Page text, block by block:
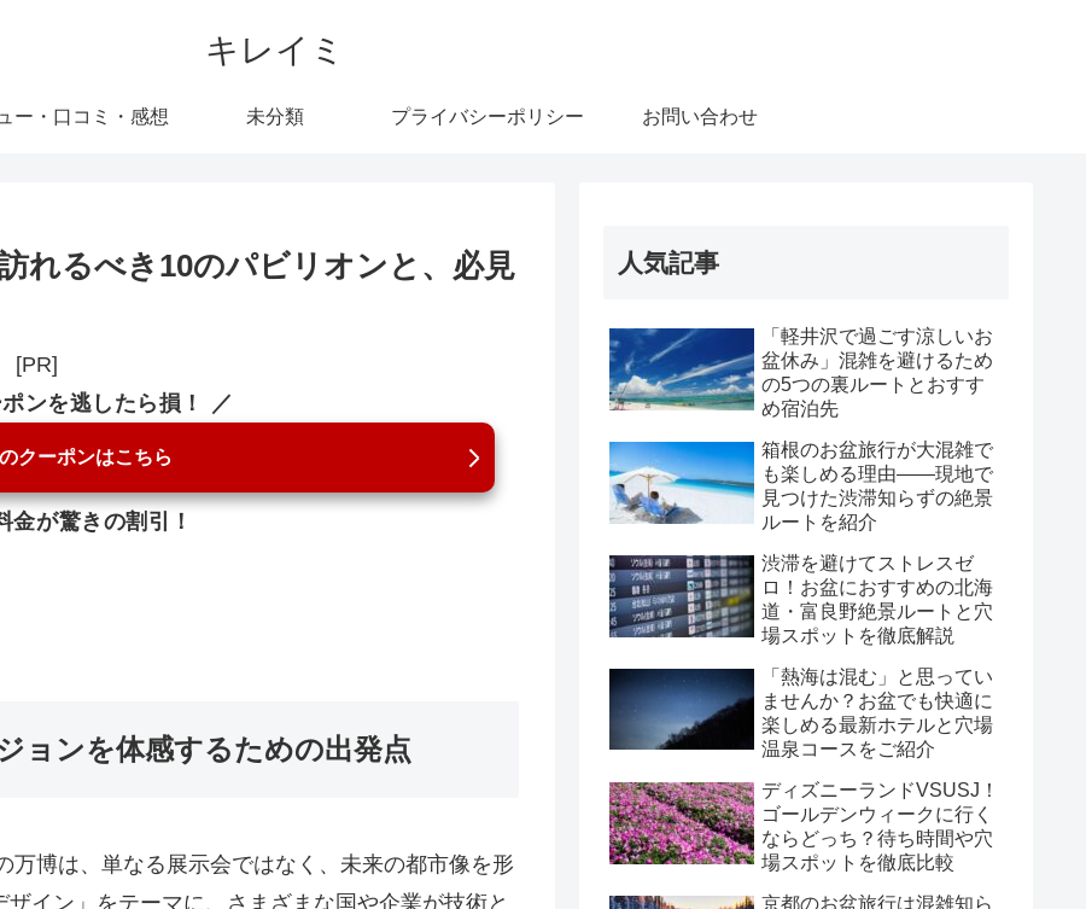
キレイミ
ー・口コミ・感想 未分類 プライバシーポリシー お問い合わせ
れるべき10のパビリオンと、必見
[PR]
ンを逃したら損！ ／
クーポンはこちら
金が驚きの割引！
ョンを体感するための出発点
博は、単なる展示会ではなく、未来の都市像を形
イン」をテーマに、さまざまな国や企業が技術と
人気記事
「軽井沢で過ごす涼しいお
盆休み」混雑を避けるため
の5つの裏ルートとおすす
め宿泊先
箱根のお盆旅行が大混雑で
も楽しめる理由――現地で
見つけた渋滞知らずの絶景
ルートを紹介
渋滞を避けてストレスゼ
ロ！お盆におすすめの北海
道・富良野絶景ルートと穴
場スポットを徹底解説
「熱海は混む」と思ってい
ませんか？お盆でも快適に
楽しめる最新ホテルと穴場
温泉コースをご紹介
ディズニーランドVSUSJ！
ゴールデンウィークに行く
ならどっち？待ち時間や穴
場スポットを徹底比較
京都のお盆旅行は混雑知ら